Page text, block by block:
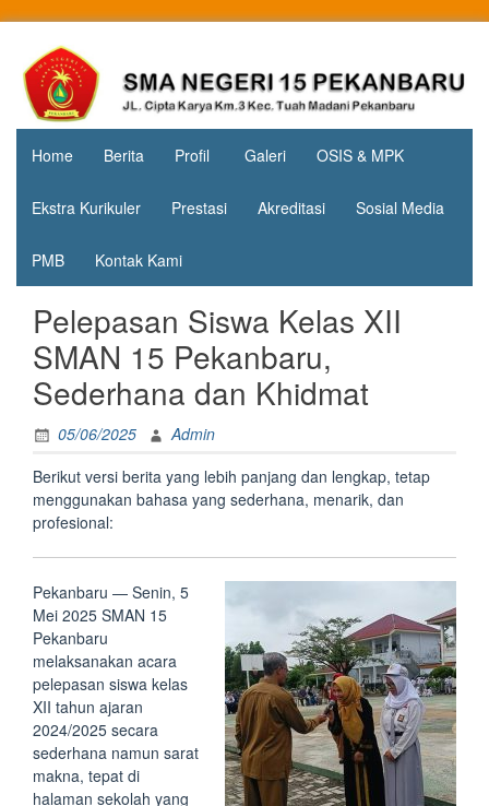
contentSMA
Negeri 15
Pekanbaru
Jl. Cipta
Karya
KM.3, Kec.
Tuah
Madani,
Home Berita Profil Galeri OSIS & MPK
Ekstra Kurikuler Prestasi Akreditasi Sosial Media
PMB Kontak Kami
Pelepasan Siswa Kelas XII
SMAN 15 Pekanbaru,
Sederhana dan Khidmat
05/06/2025
Admin
Berikut versi berita yang lebih panjang dan lengkap, tetap
menggunakan bahasa yang sederhana, menarik, dan
profesional:
Pekanbaru — Senin, 5
Mei 2025 SMAN 15
Pekanbaru
melaksanakan acara
pelepasan siswa kelas
XII tahun ajaran
2024/2025 secara
sederhana namun sarat
makna, tepat di
halaman sekolah yang